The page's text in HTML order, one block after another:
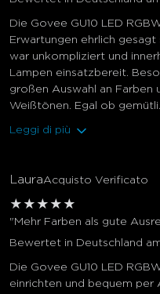
Die Govee GU10 LED
Erwartungen ehrlich
war unkompliziert und
Lampen einsatzbereit.
großen Auswahl an Farben
Weißtönen. Egal ob
Leggi di più
LauraAcquisto Verificato
★ ★ ★ ★ ★
"Mehr Farben als gute
Bewertet in Deutschland
Die Govee GU10 LED
einrichten und bequem per